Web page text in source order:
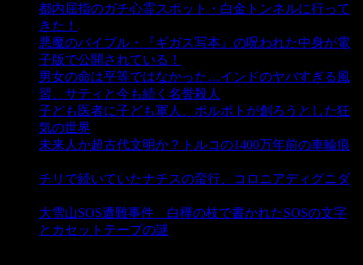
都内屈指のガチ心霊スポット・白金トンネルに行って
きた！
悪魔のバイブル・『ギガス写本』の呪われた中身が電
子版で公開されている！
男女の命は平等ではなかった…インドのヤバすぎる風
習、サティと今も続く名誉殺人
子ども医者に子ども軍人、ポルポトが創ろうとした狂
気の世界
未来人か超古代文明か？トルコの1400万年前の車輪痕
チリで続いていたナチスの蛮行、コロニアディグニダ
大雪山SOS遭難事件 白樺の枝で書かれたSOSの文字
とカセットテープの謎